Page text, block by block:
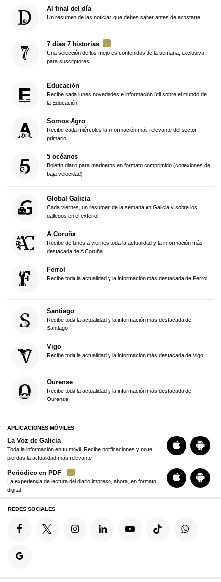
Al final del día
Un resumen de las noticias que debes saber antes de acostarte
7 días 7 historias
Una selección de los mejores contenidos de la semana, exclusiva
para suscriptores
Educación
Recibe cada lunes novedades e información útil sobre el mundo de
la Educación
Somos Agro
Recibe cada miércoles la información más relevante del sector
primario
5 océanos
Boletín diario para marineros en formato comprimido (conexiones de
baja velocidad)
Global Galicia
Cada viernes, un resumen de la semana en Galicia y sobre los
gallegos en el exterior
A Coruña
Recibe de lunes a viernes toda la actualidad y la información más
destacada de A Coruña
Ferrol
Recibe toda la actualidad y la información más destacada de Ferrol
Santiago
Recibe toda la actualidad y la información más destacada de
Santiago
Vigo
Recibe toda la actualidad y la información más destacada de Vigo
Ourense
Recibe toda la actualidad y la información más destacada de
Ourense
APLICACIONES MÓVILES
La Voz de Galicia
Toda la información en tu móvil. Recibe notificaciones y no te
pierdas la actualidad más relevante
Periódico en PDF
La experiencia de lectura del diario impreso, ahora, en formato
digital
REDES SOCIALES